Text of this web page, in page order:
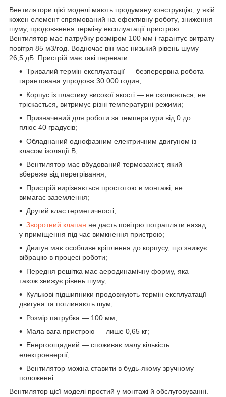
Вентилятори цієї моделі мають продуману конструкцію, у якій
кожен елемент спрямований на ефективну роботу, зниження
шуму, продовження терміну експлуатації пристрою.
Вентилятор має патрубку розміром 100 мм і гарантує витрату
повітря 85 м3/год. Водночас він має низький рівень шуму —
26,5 дБ. Пристрій має такі переваги:
Тривалий термін експлуатації — безперервна робота
гарантована упродовж 30 000 годин;
Корпус із пластику високої якості — не сколюється, не
тріскається, витримує різні температурні режими;
Призначений для роботи за температури від 0 до
плюс 40 градусів;
Обладнаний однофазним електричним двигуном із
класом ізоляції В;
Вентилятор має вбудований термозахист, який
вбереже від перегрівання;
Пристрій вирізняється простотою в монтажі, не
вимагає заземлення;
Другий клас герметичності;
Зворотний клапан не дасть повітрю потрапляти назад
у приміщення під час вимкнення пристрою;
Двигун має особливе кріплення до корпусу, що знижує
вібрацію в процесі роботи;
Передня решітка має аеродинамічну форму, яка
також знижує рівень шуму;
Кулькові підшипники продовжують термін експлуатації
двигуна та поглинають шум;
Розмір патрубка — 100 мм;
Мала вага пристрою — лише 0,65 кг;
Енергоощадний — споживає малу кількість
електроенергії;
Вентилятор можна ставити в будь-якому зручному
положенні.
Вентилятор цієї моделі простий у монтажі й обслуговуванні.